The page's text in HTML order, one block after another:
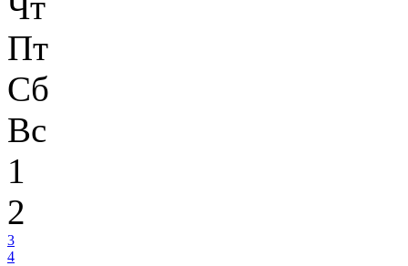
Пт
Сб
Вс
1
2
3
4